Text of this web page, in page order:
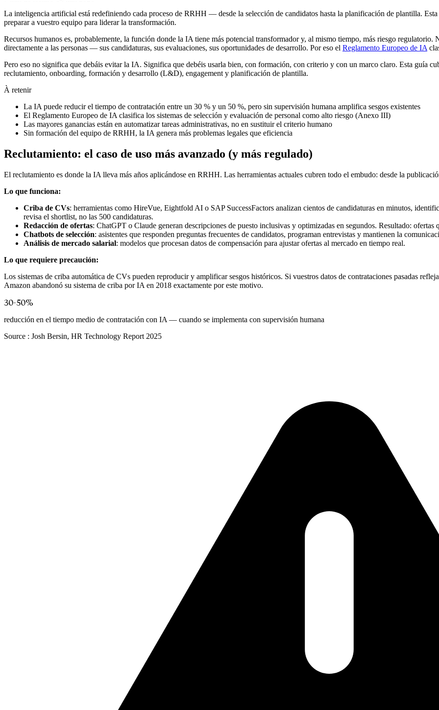
La inteligencia artificial está redefiniendo cada proceso de RRHH — desde la selección de candidatos hasta la planificación de plantilla.
preparar a vuestro equipo para liderar la transformación.
Recursos humanos es, probablemente, la función donde la IA tiene más potencial transformador y, al mismo tiempo, más riesgo regulatorio.
directamente a las personas — sus candidaturas, sus evaluaciones, sus oportunidades de desarrollo. Por eso el Reglamento Europeo de IA
Pero eso no significa que debáis evitar la IA. Significa que debéis usarla bien, con formación, con criterio y con un marco claro. Esta guía
reclutamiento, onboarding, formación y desarrollo (L&D), engagement y planificación de plantilla.
À retenir
La IA puede reducir el tiempo de contratación entre un 30 % y un 50 %, pero sin supervisión humana amplifica sesgos existentes
El Reglamento Europeo de IA clasifica los sistemas de selección y evaluación de personal como alto riesgo (Anexo III)
Las mayores ganancias están en automatizar tareas administrativas, no en sustituir el criterio humano
Sin formación del equipo de RRHH, la IA genera más problemas legales que eficiencia
Reclutamiento: el caso de uso más avanzado (y más regulado)
El reclutamiento es donde la IA lleva más años aplicándose en RRHH. Las herramientas actuales cubren todo el embudo: desde la
Lo que funciona:
Criba de CVs: herramientas como HireVue, Eightfold AI o SAP SuccessFactors analizan cientos de candidaturas en minutos,
revisa el shortlist, no las 500 candidaturas.
Redacción de ofertas: ChatGPT o Claude generan descripciones de puesto inclusivas y optimizadas en segundos. Resultado: ofertas
Chatbots de selección: asistentes que responden preguntas frecuentes de candidatos, programan entrevistas y mantienen la
Análisis de mercado salarial: modelos que procesan datos de compensación para ajustar ofertas al mercado en tiempo real.
Lo que requiere precaución:
Los sistemas de criba automática de CVs pueden reproducir y amplificar sesgos históricos. Si vuestros datos de contrataciones pasadas
Amazon abandonó su sistema de criba por IA en 2018 exactamente por este motivo.
30-50%
reducción en el tiempo medio de contratación con IA — cuando se implementa con supervisión humana
Source : Josh Bersin, HR Technology Report 2025